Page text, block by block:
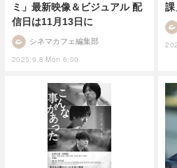
ミ」最新映像＆ビジュアル 配
信日は11月13日に
2025.9.8 Mon 6:00
シネマカフェ編集部
課